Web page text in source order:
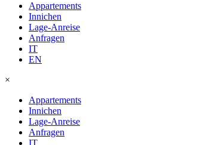
Appartements
Innichen
Lage-Anreise
Anfragen
IT
EN
×
Appartements
Innichen
Lage-Anreise
Anfragen
IT